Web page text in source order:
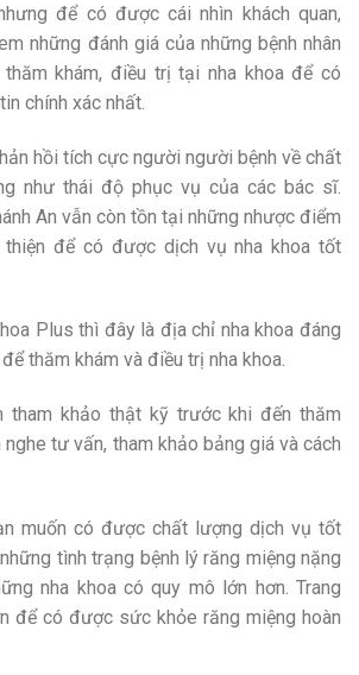
để có được cái nhìn khách quan,
những đánh giá của những bệnh nhân
khám, điều trị tại nha khoa để có
chính xác nhất.
hồi tích cực người người bệnh về chất
như thái độ phục vụ của các bác sĩ.
An vẫn còn tồn tại những nhược điểm
thiện để có được dịch vụ nha khoa tốt
Plus thì đây là địa chỉ nha khoa đáng
thăm khám và điều trị nha khoa.
tham khảo thật kỹ trước khi đến thăm
nghe tư vấn, tham khảo bảng giá và cách
muốn có được chất lượng dịch vụ tốt
tình trạng bệnh lý răng miệng nặng
nha khoa có quy mô lớn hơn. Trang
để có được sức khỏe răng miệng hoàn